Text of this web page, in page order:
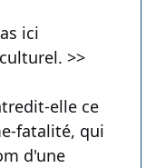
ici
>>
elle ce
fatalité, qui
d'une